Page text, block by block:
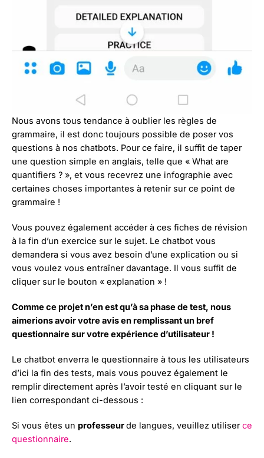
Nous avons tous tendance à oublier les règles de
grammaire, il est donc toujours possible de poser vos
questions à nos chatbots. Pour ce faire, il suffit de taper
une question simple en anglais, telle que « What are
quantifiers ? », et vous recevrez une infographie avec
certaines choses importantes à retenir sur ce point de
grammaire !
Vous pouvez également accéder à ces fiches de révision
à la fin d’un exercice sur le sujet. Le chatbot vous
demandera si vous avez besoin d’une explication ou si
vous voulez vous entraîner davantage. Il vous suffit de
cliquer sur le bouton « explanation » !
Comme ce projet n’en est qu’à sa phase de test, nous
aimerions avoir votre avis en remplissant un bref
questionnaire sur votre expérience d’utilisateur !
Le chatbot enverra le questionnaire à tous les utilisateurs
d’ici la fin des tests, mais vous pouvez également le
remplir directement après l’avoir testé en cliquant sur le
lien correspondant ci-dessous :
Si vous êtes un professeurde langues, veuillez utiliserce
questionnaire.